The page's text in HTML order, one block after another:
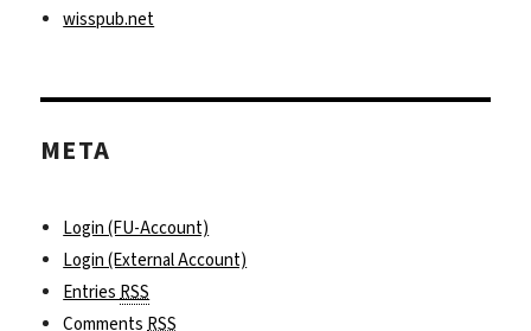
wisspub.net
META
Login (FU-Account)
Login (External Account)
EntriesRSS
CommentsRSS